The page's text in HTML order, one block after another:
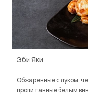
Эби Яки
Обжаренные с луком,
пропитанные белым